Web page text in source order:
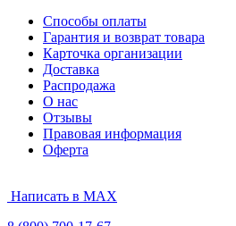
Способы оплаты
Гарантия и возврат товара
Карточка организации
Доставка
Распродажа
О нас
Отзывы
Правовая информация
Оферта
Написать в MAX